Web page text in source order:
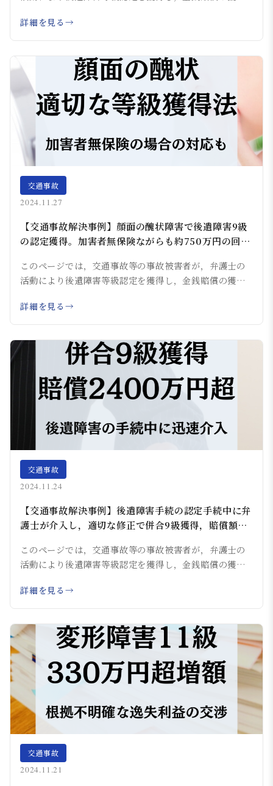
詳細を見る
交通事故
2024.11.27
【交通事故解決事例】顔面の醜状障害で後遺障害9級
の認定獲得。加害者無保険ながらも約750万円の回収
このページでは，交通事故等の事故被害者が，弁護士の
活動により後遺障害等級認定を獲得し，金銭賠償の獲
詳細を見る
交通事故
2024.11.24
【交通事故解決事例】後遺障害手続の認定手続中に弁
護士が介入し，適切な修正で併合9級獲得，賠償額
このページでは，交通事故等の事故被害者が，弁護士の
活動により後遺障害等級認定を獲得し，金銭賠償の獲
詳細を見る
交通事故
2024.11.21